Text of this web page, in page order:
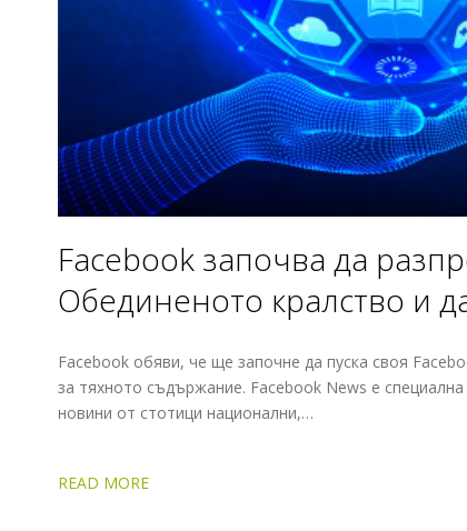
Facebook започва да
Обединеното кралство и
Facebook обяви, че ще започне да пуска своя
за тяхното съдържание. Facebook News е
новини от стотици национални,…
READ MORE